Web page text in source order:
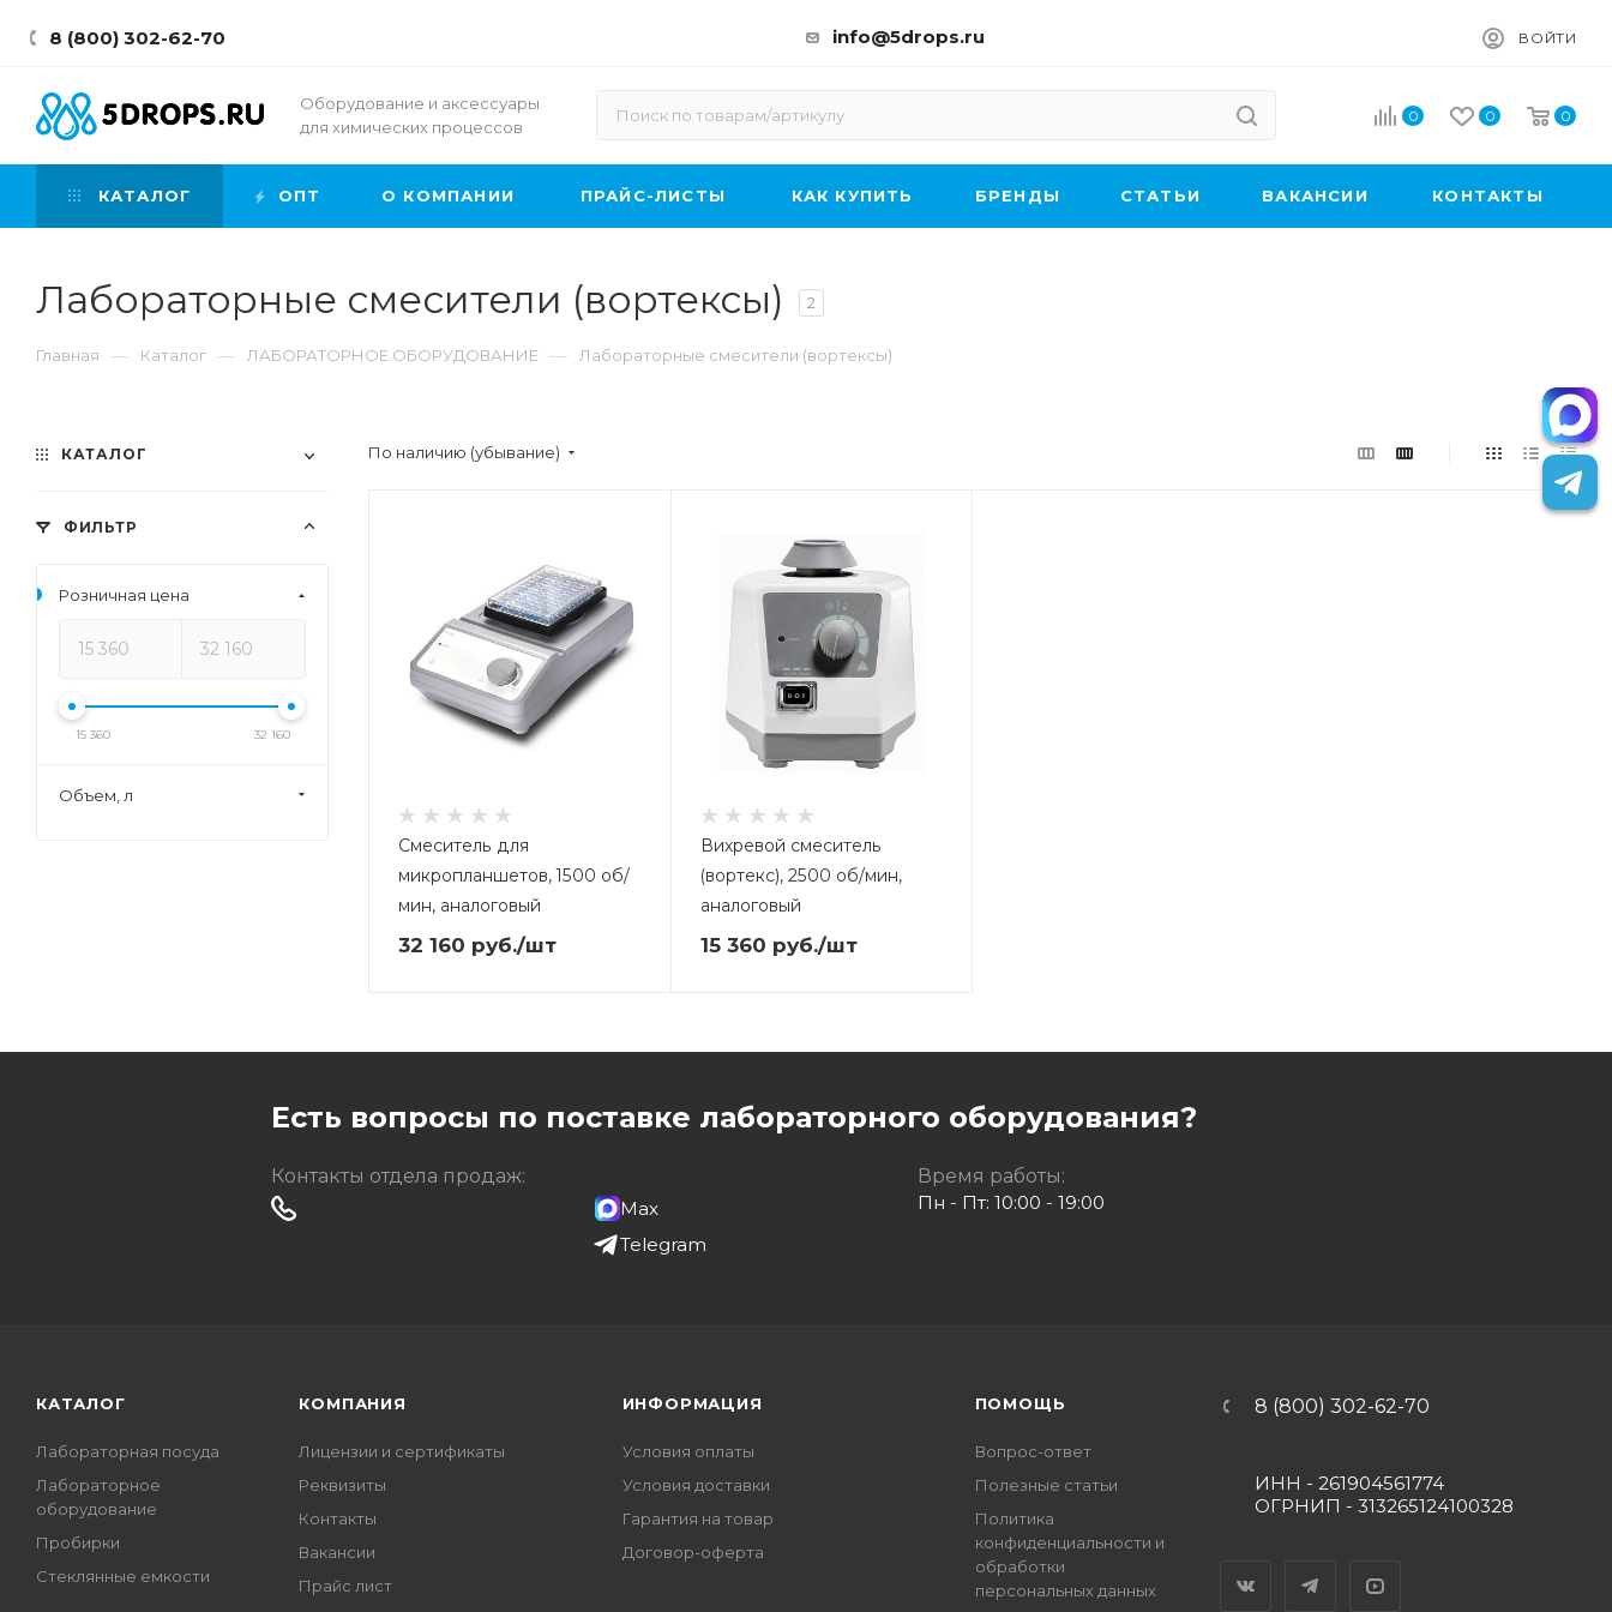
8 (800) 302-62-70 ВОЙТИ
info@5drops.ru
Оборудование и аксессуары
для химических процессов
0 0 0
КАТАЛОГ ОПТ О КОМПАНИИ ПРАЙС-ЛИСТЫ КАК КУПИТЬ БРЕНДЫ CТАТЬИ ВАКАНСИИ КОНТАКТЫ
Лабораторные смесители (вортексы) 2
Главная — Каталог — ЛАБОРАТОРНОЕ ОБОРУДОВАНИЕ — Лабораторные смесители (вортексы)
По наличию (убывание)
Смеситель для
микропланшетов, 1500 об/
мин, аналоговый
32 160 руб./шт
Вихревой смеситель
(вортекс), 2500 об/мин,
аналоговый
15 360 руб./шт
КАТАЛОГ
ФИЛЬТР
Розничная цена
15 360 32 160
Объем, л
Есть вопросы по поставке лабораторного оборудования?
Контакты отдела продаж:
Max
Telegram
Время работы:
Пн - Пт: 10:00 - 19:00
КАТАЛОГ
Лабораторная посуда
Лабораторное
оборудование
Пробирки
Стеклянные емкости
КОМПАНИЯ
Лицензии и сертификаты
Реквизиты
Контакты
Вакансии
Прайс лист
ИНФОРМАЦИЯ
Условия оплаты
Условия доставки
Гарантия на товар
Договор-оферта
ПОМОЩЬ
Вопрос-ответ
Полезные статьи
Политика
конфиденциальности и
обработки
персональных данных
8 (800) 302-62-70
ИНН - 261904561774
ОГРНИП - 313265124100328